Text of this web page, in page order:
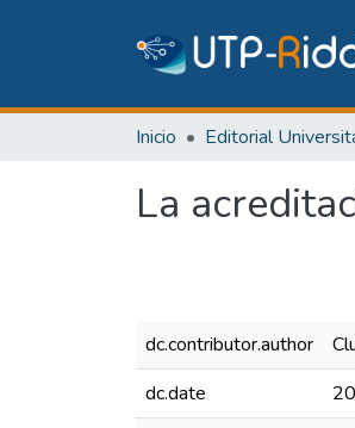
Inicio
La
dc.contributor.author
dc.date